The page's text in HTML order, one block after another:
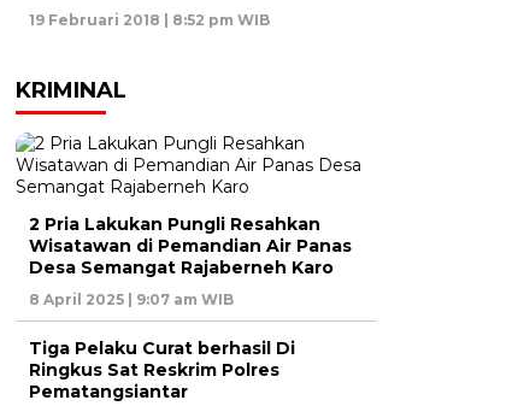
19 Februari 2018 | 8:52 pm WIB
KRIMINAL
2 Pria Lakukan Pungli Resahkan
Wisatawan di Pemandian Air Panas
Desa Semangat Rajaberneh Karo
8 April 2025 | 9:07 am WIB
Tiga Pelaku Curat berhasil Di
Ringkus Sat Reskrim Polres
Pematangsiantar